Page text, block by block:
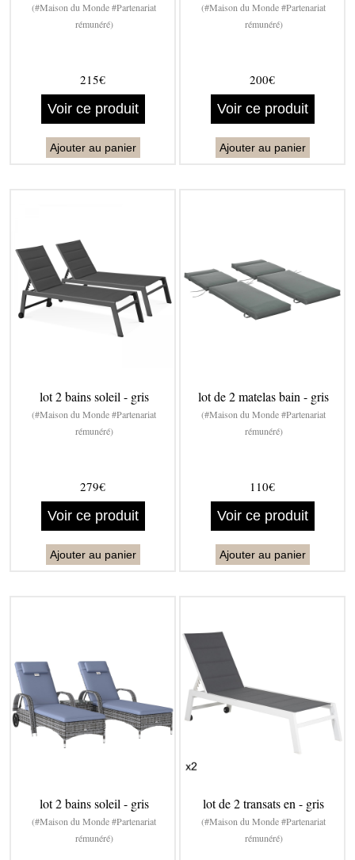
(#Maison du Monde #Partenariat
rémunéré)
215€
Voir ce produit
Ajouter au panier
(#Maison du Monde #Partenariat
rémunéré)
200€
Voir ce produit
Ajouter au panier
lot 2 bains soleil - gris
(#Maison du Monde #Partenariat
rémunéré)
279€
Voir ce produit
Ajouter au panier
lot de 2 matelas bain - gris
(#Maison du Monde #Partenariat
rémunéré)
110€
Voir ce produit
Ajouter au panier
lot 2 bains soleil - gris
(#Maison du Monde #Partenariat
rémunéré)
lot de 2 transats en - gris
(#Maison du Monde #Partenariat
rémunéré)